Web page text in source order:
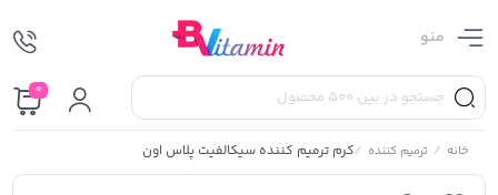
منو
0
خانه / ترمیم کننده /کرم ترمیم کننده سیکالفیت پلاس اون